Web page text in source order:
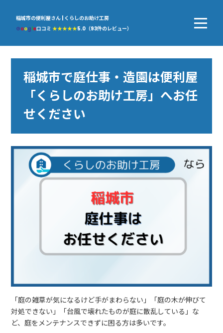
稲城市の便利屋さん | くらしのお助け工房
Google口コミ★★★★★5.0（93件のレビュー）
稲城市で庭仕事・造園は便利屋
「くらしのお助け工房」へお任
せください
「庭の雑草が気になるけど手がまわらない」「庭の木が伸びて
対処できない」「台風で壊れたものが庭に散乱している」な
ど、庭をメンテナンスできずに困る方は多いです。